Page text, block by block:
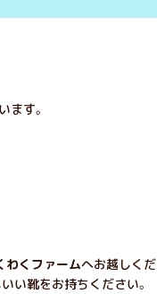
す。
わくファームへお越しくだ
い靴をお持ちください。